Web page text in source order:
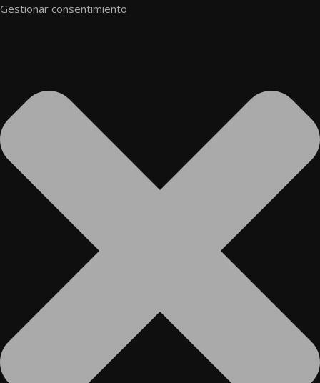
Gestionar consentimiento